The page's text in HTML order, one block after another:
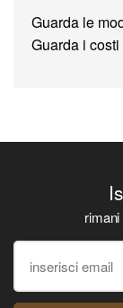
Guarda le
Guarda i